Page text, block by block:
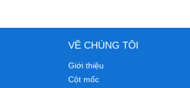
VỀ CHÚNG TÔI
Giới thiệu
Cột mốc